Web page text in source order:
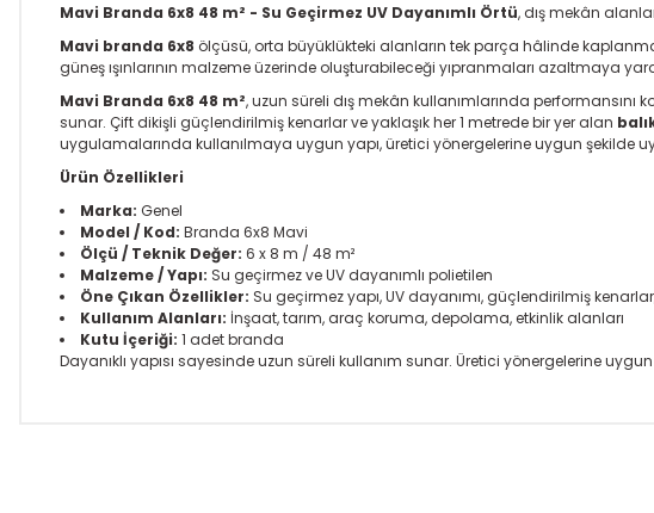
Mavi Branda 6x8 48 m² - Su Geçirmez UV Dayanımlı Örtü, dış mekân
Mavi branda 6x8 ölçüsü, orta büyüklükteki alanların tek parça hâlinde
güneş ışınlarının malzeme üzerinde oluşturabileceği yıpranmaları azaltmaya
Mavi Branda 6x8 48 m², uzun süreli dış mekân kullanımlarında performansını
sunar. Çift dikişli güçlendirilmiş kenarlar ve yaklaşık her 1 metrede bir yer alan
uygulamalarında kullanılmaya uygun yapı, üretici yönergelerine uygun şekilde
Ürün Özellikleri
Marka: Genel
Model / Kod: Branda 6x8 Mavi
Ölçü / Teknik Değer: 6 x 8 m / 48 m²
Malzeme / Yapı: Su geçirmez ve UV dayanımlı polietilen
Öne Çıkan Özellikler: Su geçirmez yapı, UV dayanımı, güçlendirilmiş
Kullanım Alanları: İnşaat, tarım, araç koruma, depolama, etkinlik alanları
Kutu İçeriği: 1 adet branda
Dayanıklı yapısı sayesinde uzun süreli kullanım sunar. Üretici yönergelerine